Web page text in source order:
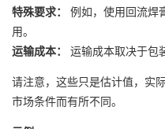
特殊要求：
例如，使用回流焊
用。
运输成本：
运输成本取决于包
请注意，这些只是估计值，实
市场条件而有所不同。